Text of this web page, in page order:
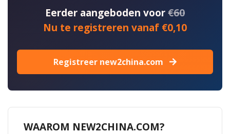
Eerder aangeboden voor€60
Nu te registreren vanaf €0,10
Registreer new2china.com
WAAROM NEW2CHINA.COM?